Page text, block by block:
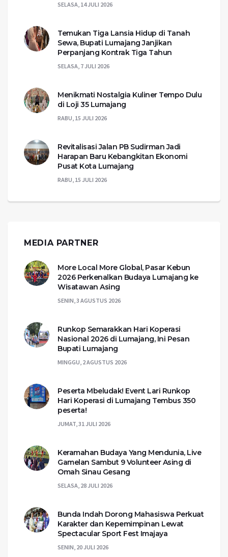
SELASA, 14 JULI 2026
Temukan Tiga Lansia Hidup di Tanah
Sewa, Bupati Lumajang Janjikan
Perpanjang Kontrak Tiga Tahun
SELASA, 7 JULI 2026
Menikmati Nostalgia Kuliner Tempo Dulu
di Loji 35 Lumajang
RABU, 15 JULI 2026
Revitalisasi Jalan PB Sudirman Jadi
Harapan Baru Kebangkitan Ekonomi
Pusat Kota Lumajang
RABU, 15 JULI 2026
MEDIA PARTNER
More Local More Global, Pasar Kebun
2026 Perkenalkan Budaya Lumajang ke
Wisatawan Asing
SENIN, 3 AGUSTUS 2026
Runkop Semarakkan Hari Koperasi
Nasional 2026 di Lumajang, Ini Pesan
Bupati Lumajang
MINGGU, 2 AGUSTUS 2026
Peserta Mbeludak! Event Lari Runkop
Hari Koperasi di Lumajang Tembus 350
peserta!
JUMAT, 31 JULI 2026
Keramahan Budaya Yang Mendunia, Live
Gamelan Sambut 9 Volunteer Asing di
Omah Sinau Gesang
SELASA, 28 JULI 2026
Bunda Indah Dorong Mahasiswa Perkuat
Karakter dan Kepemimpinan Lewat
Spectacular Sport Fest Imajaya
SENIN, 20 JULI 2026